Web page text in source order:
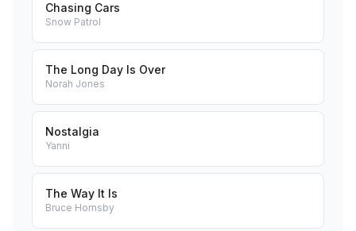
Chasing Cars
Snow Patrol
The Long Day Is Over
Norah Jones
Nostalgia
Yanni
The Way It Is
Bruce Hornsby